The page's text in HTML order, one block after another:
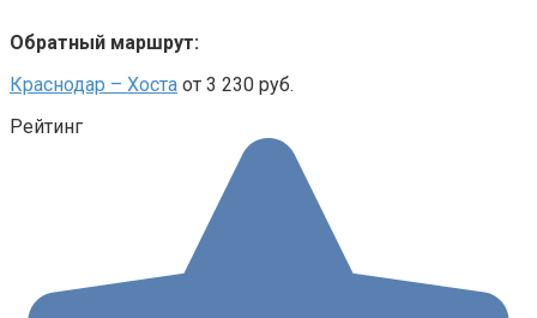
Обратный маршрут:
Краснодар – Хоста от 3 230 руб.
Рейтинг